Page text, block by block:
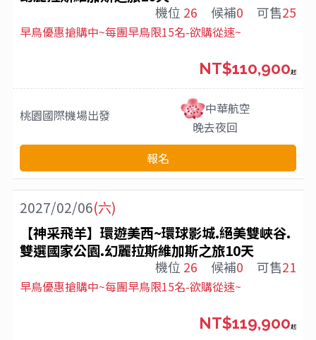
機位 26 候補0 可售25
早鳥優惠搶購中~每團早鳥限15名-欲購從速~
桃園國際機場出發
中華航空
晚去夜回
NT$110,900起
報名
2027/02/06(六)
【神采飛羊】環遊美西~環球影城.絕美雙峽谷.
雙選國家公園.幻麗拉斯維加斯之旅10天
機位 26 候補0 可售21
早鳥優惠搶購中~每團早鳥限15名-欲購從速~
NT$119,900起